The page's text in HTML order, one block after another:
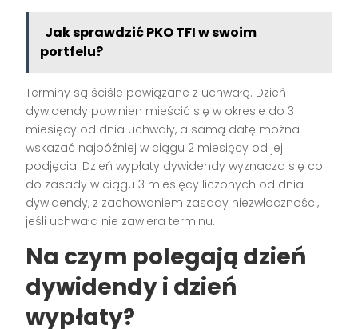
Jak sprawdzić PKO TFI w swoim
portfelu?
Terminy są ściśle powiązane z uchwałą. Dzień
dywidendy powinien mieścić się w okresie do 3
miesięcy od dnia uchwały, a samą datę można
wskazać najpóźniej w ciągu 2 miesięcy od jej
podjęcia. Dzień wypłaty dywidendy wyznacza się co
do zasady w ciągu 3 miesięcy liczonych od dnia
dywidendy, z zachowaniem zasady niezwłoczności,
jeśli uchwała nie zawiera terminu.
Na czym polegają dzień
dywidendy i dzień
wypłaty?